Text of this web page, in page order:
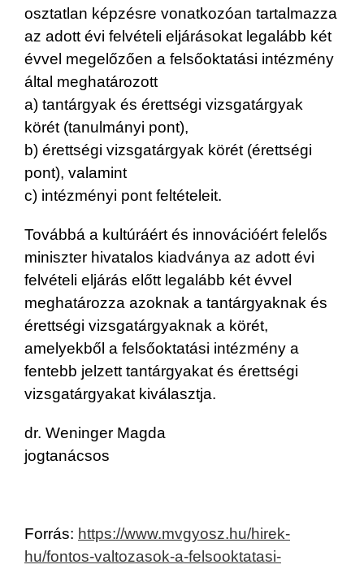
osztatlan képzésre vonatkozóan tartalmazza
az adott évi felvételi eljárásokat legalább két
évvel megelőzően a felsőoktatási intézmény
által meghatározott
a) tantárgyak és érettségi vizsgatárgyak
körét (tanulmányi pont),
b) érettségi vizsgatárgyak körét (érettségi
pont), valamint
c) intézményi pont feltételeit.
Továbbá a kultúráért és innovációért felelős
miniszter hivatalos kiadványa az adott évi
felvételi eljárás előtt legalább két évvel
meghatározza azoknak a tantárgyaknak és
érettségi vizsgatárgyaknak a körét,
amelyekből a felsőoktatási intézmény a
fentebb jelzett tantárgyakat és érettségi
vizsgatárgyakat kiválasztja.
dr. Weninger Magda
jogtanácsos
Forrás: https://www.mvgyosz.hu/hirek-
hu/fontos-valtozasok-a-felsooktatasi-